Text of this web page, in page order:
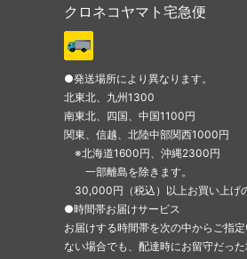
クロネコヤマト宅急便
●発送場所により異なります。
北東北、九州1300
南東北、四国、中国1100円
関東、信越、北陸中部関西1000円
※北海道1600円、沖縄2300円
一部離島を除きます。
30,000円（税込）以上お買い上げ
●時間帯お届けサービス
お届けする時間帯を次の中からご指
ない場合でも、配達時にお留守だっ